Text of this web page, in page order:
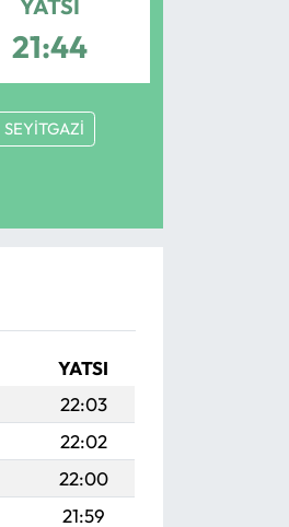
YATSI
21:44
SEYİTGAZİ
YATSI
22:03
22:02
22:00
21:59